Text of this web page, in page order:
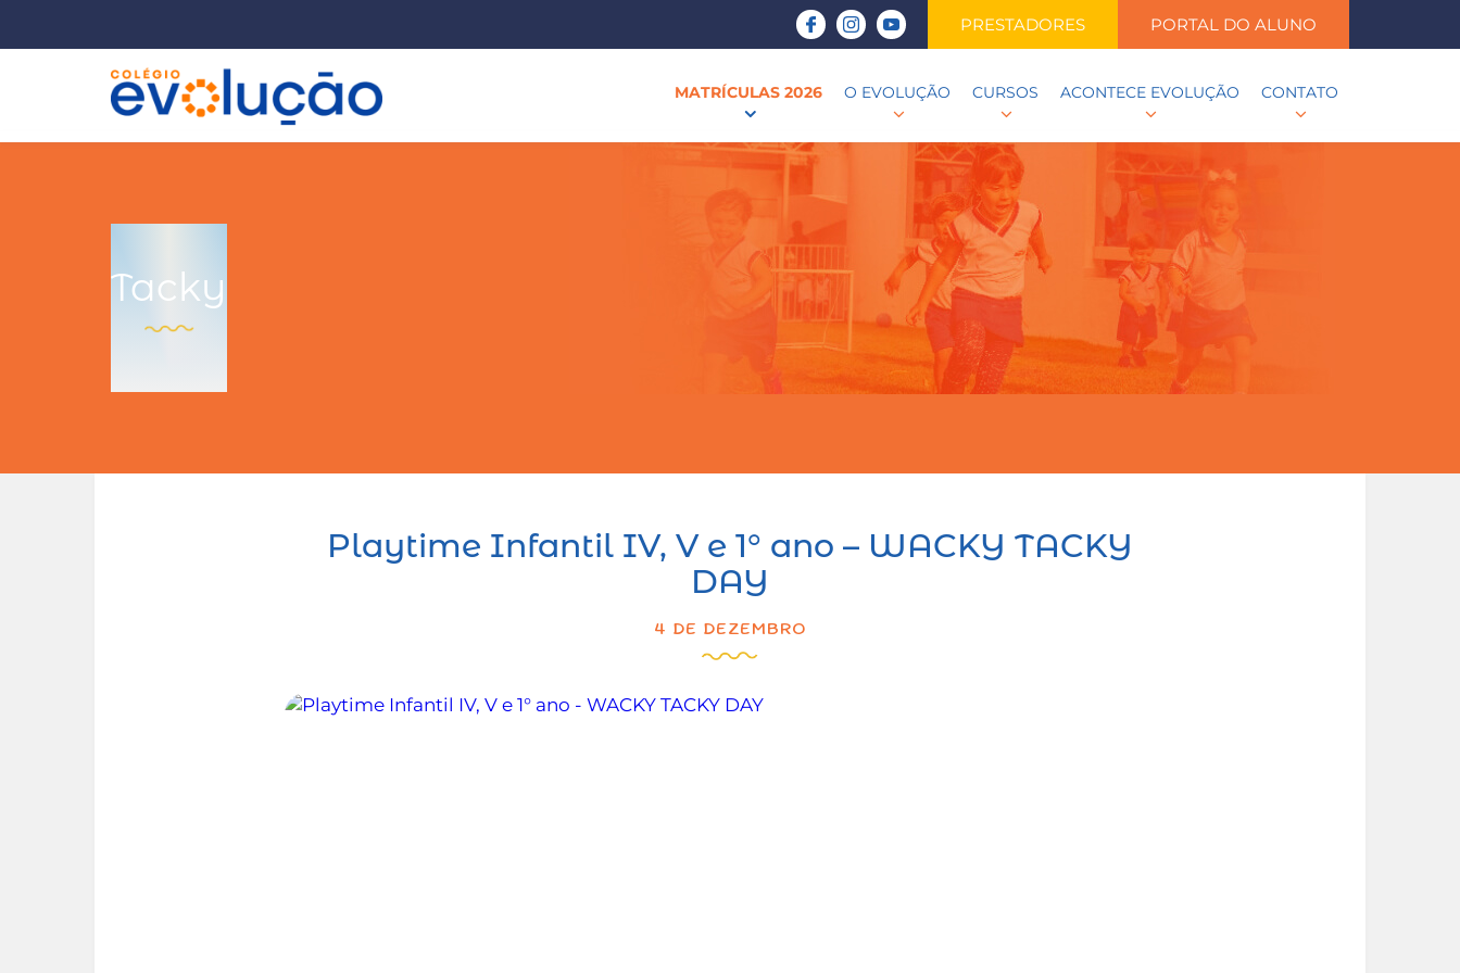
PORTAL DO ALUNO
PRESTADORES
MATRÍCULAS 2026 O EVOLUÇÃO CURSOS ACONTECE EVOLUÇÃO CONTATO
Tacky
Playtime Infantil IV, V e 1° ano – WACKY TACKY
DAY
4 DE DEZEMBRO